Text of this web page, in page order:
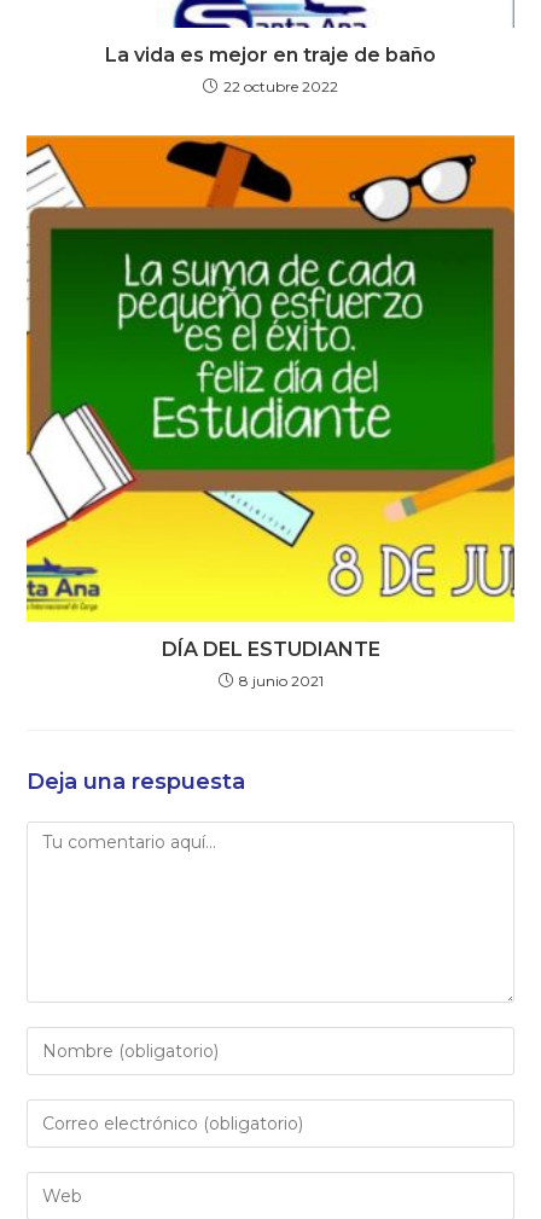
La vida es mejor en traje de baño
22 octubre 2022
DÍA DEL ESTUDIANTE
8 junio 2021
Deja una respuesta